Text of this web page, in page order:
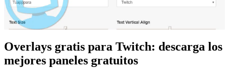
Overlays gratis para Twitch: descarga los
mejores paneles gratuitos